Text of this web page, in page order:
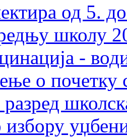
од 5.
школу
-
о почетку